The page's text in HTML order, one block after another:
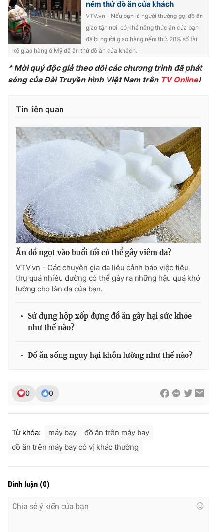
nếm thử đồ ăn của khách
VTV.vn - Nếu bạn là người thường gọi đồ ăn
giao tận nơi, có khả năng thức ăn của bạn
đã bị người giao hàng nếm thử. 28% số tài
xế giao hàng ở Mỹ đã ăn thử đồ ăn của khách.
* Mời quý độc giả theo dõi các chương trình đã phát
sóng của Đài Truyền hình Việt Nam trên TV Online!
Tin liên quan
Ăn đồ ngọt vào buổi tối có thể gây viêm da?
VTV.vn - Các chuyên gia da liễu cảnh báo việc tiêu
thụ quá nhiều đường có thể gây ra những hậu quả khó
lường cho làn da của bạn.
Sử dụng hộp xốp đựng đồ ăn gây hại sức khỏe
như thế nào?
Đồ ăn sống nguy hại khôn lường như thế nào?
0 0
Từ khóa: máy bay
đồ ăn trên máy bay
đồ ăn trên máy bay có vị khác thường
Bình luận (0)